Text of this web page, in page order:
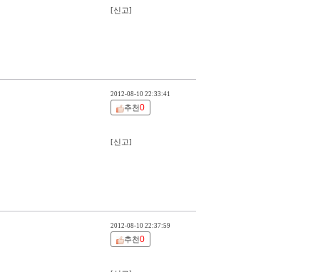
[신고]
2012-08-10 22:33:41
추천0
[신고]
2012-08-10 22:37:59
추천0